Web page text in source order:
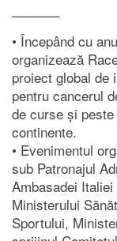
———–
• Începând cu
organizează
proiect global de
pentru cancerul
de curse și
continente.
• Evenimentul
sub Patronajul
Ambasadei
Ministerului
Sportului,